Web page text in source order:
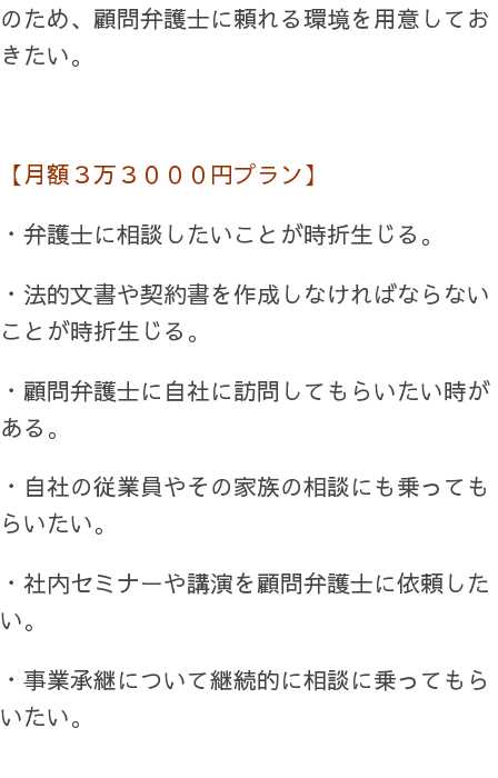
のため、顧問弁護士に頼れる環境を用意してお
きたい。
【月額３万３０００円プラン】
・弁護士に相談したいことが時折生じる。
・法的文書や契約書を作成しなければならない
ことが時折生じる。
・顧問弁護士に自社に訪問してもらいたい時が
ある。
・自社の従業員やその家族の相談にも乗っても
らいたい。
・社内セミナーや講演を顧問弁護士に依頼した
い。
・事業承継について継続的に相談に乗ってもら
いたい。